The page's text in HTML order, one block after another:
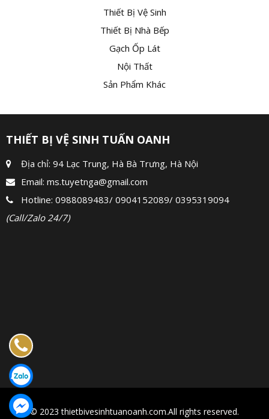
Thiết Bị Vệ Sinh
Thiết Bị Nhà Bếp
Gạch Ốp Lát
Nội Thất
Sản Phẩm Khác
THIẾT BỊ VỆ SINH TUẤN OANH
Địa chỉ: 94 Lạc Trung, Hà Bà Trưng, Hà Nội
Email: ms.tuyetnga@gmail.com
Hotline: 0988089483/ 0904152089/ 0395319094
(Call/Zalo 24/7)
© 2023 thietbivesinhtuanoanh.com.All rights reserved.